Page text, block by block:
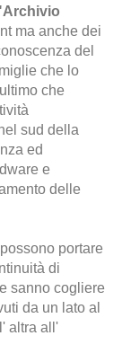
ma anche dei
del
che lo
che
sud della
ed
e
delle
portare
di
sanno cogliere
da un lato al
altra all'